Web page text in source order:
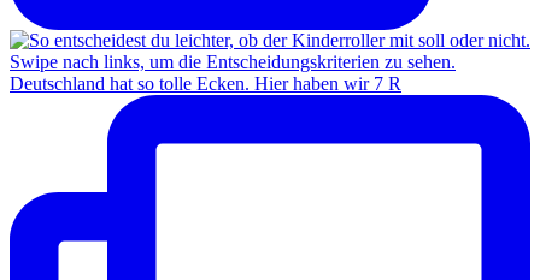
Deutschland hat so tolle Ecken. Hier haben wir 7 R